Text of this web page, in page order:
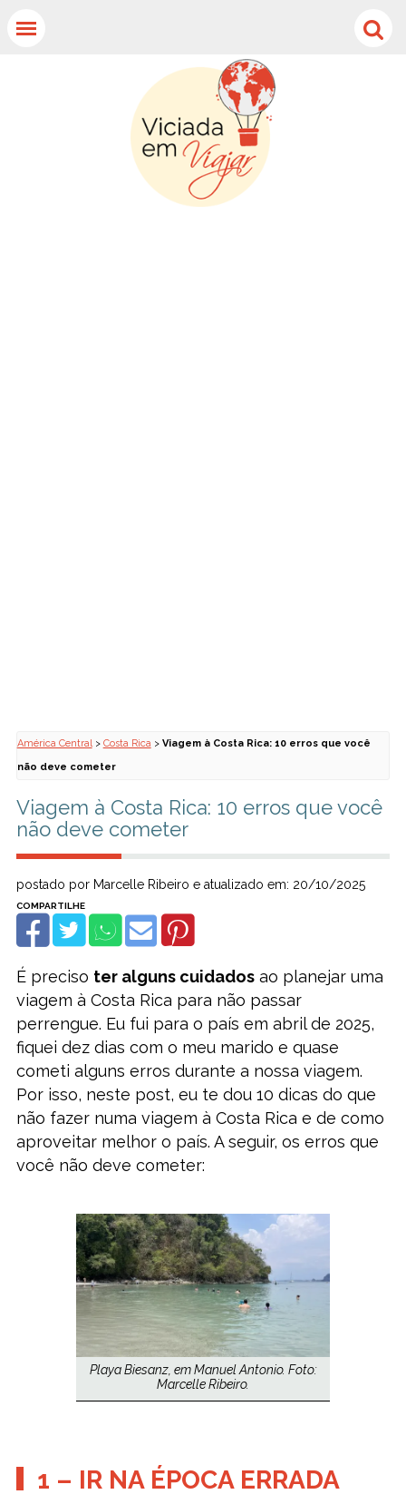
América Central> Costa Rica> Viagem à Costa Rica: 10 erros que você
não deve cometer
Viagem à Costa Rica: 10 erros que você
não deve cometer
postado por Marcelle Ribeiro e atualizado em: 20/10/2025
É preciso ter alguns cuidadosao planejar uma
viagem à Costa Rica para não passar
perrengue. Eu fui para o país em abril de 2025,
fiquei dez dias com o meu marido e quase
cometi alguns erros durante a nossa viagem.
Por isso, neste post, eu te dou 10 dicas do que
não fazer numa viagem à Costa Rica e de como
aproveitar melhor o país. A seguir, os erros que
você não deve cometer:
Playa Biesanz, em Manuel Antonio. Foto:
Marcelle Ribeiro.
1 – IR NA ÉPOCA ERRADA